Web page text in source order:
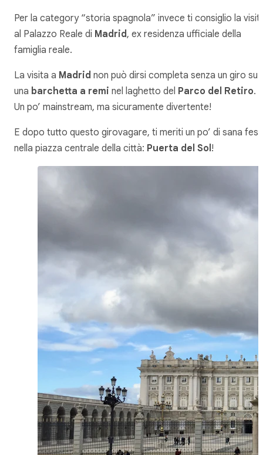
Per la category “storia spagnola” invece ti consiglio la
al Palazzo Reale di Madrid, ex residenza ufficiale della
famiglia reale.
La visita a Madrid non può dirsi completa senza un giro su
una barchetta a remi nel laghetto del Parco del Retiro.
Un po’ mainstream, ma sicuramente divertente!
E dopo tutto questo girovagare, ti meriti un po’ di sana
nella piazza centrale della città: Puerta del Sol!